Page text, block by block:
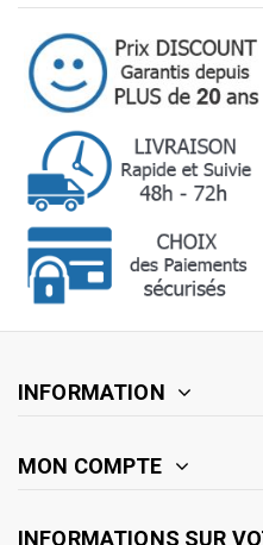
INFORMATION
MON COMPTE
INFORMATIONS SUR